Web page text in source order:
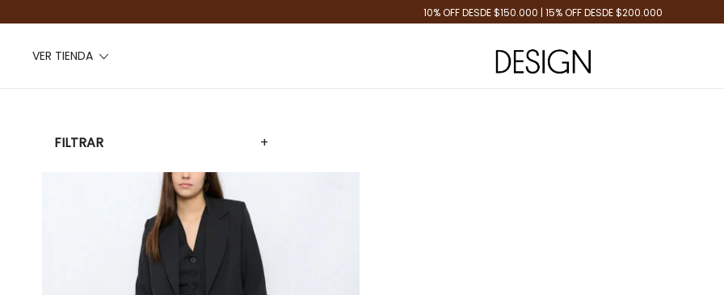
10% OFF DESDE $150.000 | 15% OFF DESDE $200.000
VER TIENDA
FILTRAR +